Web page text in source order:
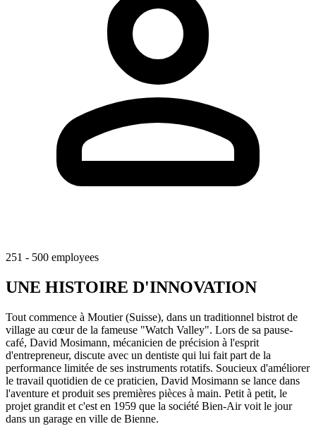
251 - 500 employees
UNE HISTOIRE D'INNOVATION
Tout commence à Moutier (Suisse), dans un traditionnel bistrot de
village au cœur de la fameuse "Watch Valley". Lors de sa pause-
café, David Mosimann, mécanicien de précision à l'esprit
d'entrepreneur, discute avec un dentiste qui lui fait part de la
performance limitée de ses instruments rotatifs. Soucieux d'améliorer
le travail quotidien de ce praticien, David Mosimann se lance dans
l'aventure et produit ses premières pièces à main. Petit à petit, le
projet grandit et c'est en 1959 que la société Bien-Air voit le jour
dans un garage en ville de Bienne.